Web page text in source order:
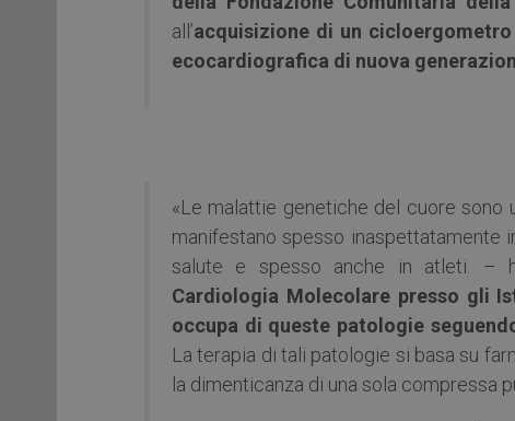
all’acquisizione di un
ecocardiografica di nuova
«Le malattie genetiche del cuore sono
manifestano spesso inaspettatamente
salute e spesso anche in atleti. –
Cardiologia Molecolare presso gli
occupa di queste patologie
La terapia di tali patologie si basa su
la dimenticanza di una sola compressa